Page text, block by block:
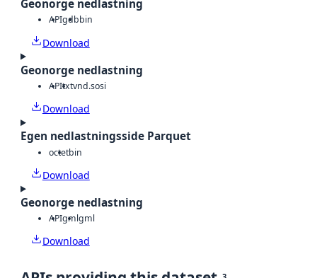
Geonorge nedlastning
APIgdbbin
Download
Geonorge nedlastning
APItxtvnd.sosi
Download
Egen nedlastningsside Parquet
octetbin
Download
Geonorge nedlastning
APIgmlgml
Download